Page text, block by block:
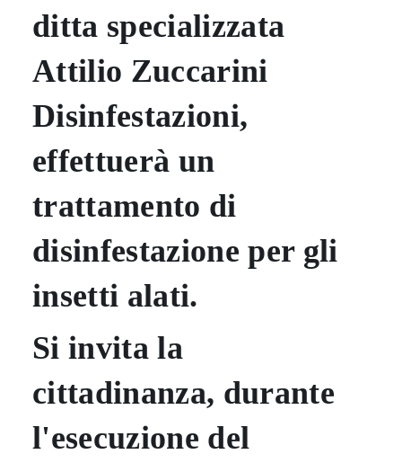
ditta specializzata
Attilio Zuccarini
Disinfestazioni,
effettuerà un
trattamento di
disinfestazione per gli
insetti alati.
Si invita la
cittadinanza, durante
l'esecuzione del